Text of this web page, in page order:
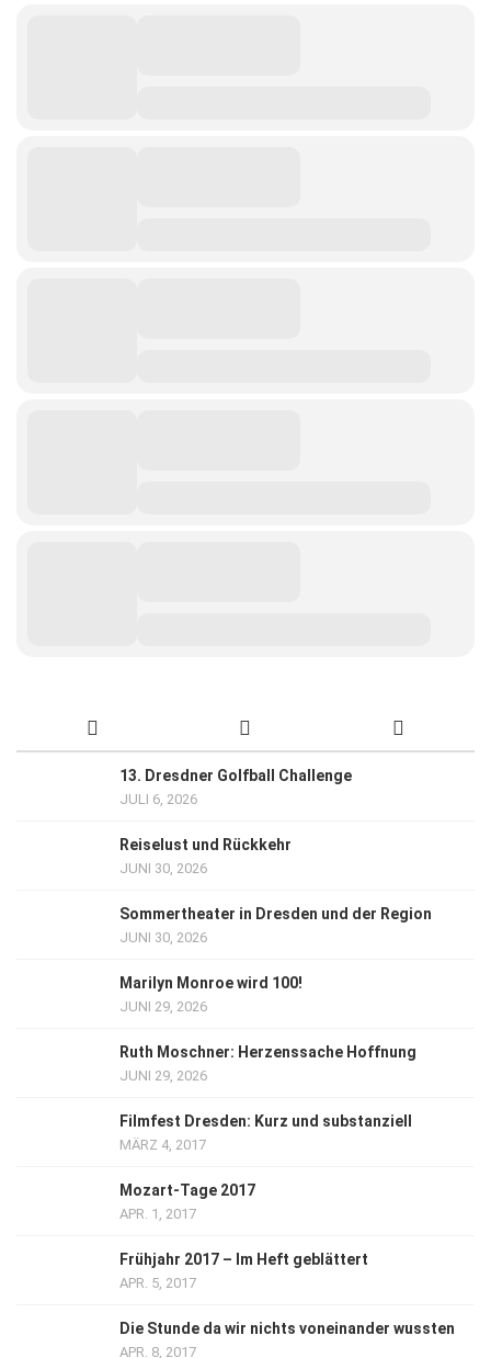
13. Dresdner Golfball Challenge
JULI 6, 2026
Reiselust und Rückkehr
JUNI 30, 2026
Sommertheater in Dresden und der Region
JUNI 30, 2026
Marilyn Monroe wird 100!
JUNI 29, 2026
Ruth Moschner: Herzenssache Hoffnung
JUNI 29, 2026
Filmfest Dresden: Kurz und substanziell
MÄRZ 4, 2017
Mozart-Tage 2017
APR. 1, 2017
Frühjahr 2017 – Im Heft geblättert
APR. 5, 2017
Die Stunde da wir nichts voneinander wussten
APR. 8, 2017